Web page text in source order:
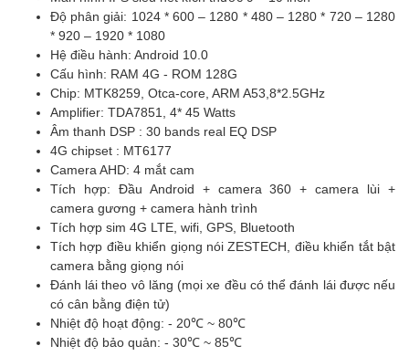
Độ phân giải: 1024 * 600 – 1280 * 480 – 1280 * 720 – 1280
* 920 – 1920 * 1080
Hệ điều hành: Android 10.0
Cấu hình: RAM 4G - ROM 128G
Chip: MTK8259, Otca-core, ARM A53,8*2.5GHz
Amplifier: TDA7851, 4* 45 Watts
Âm thanh DSP : 30 bands real EQ DSP
4G chipset : MT6177
Camera AHD: 4 mắt cam
Tích hợp: Đầu Android + camera 360 + camera lùi +
camera gương + camera hành trình
Tích hợp sim 4G LTE, wifi, GPS, Bluetooth
Tích hợp điều khiển giọng nói ZESTECH, điều khiển tắt bật
camera bằng giọng nói
Đánh lái theo vô lăng (mọi xe đều có thể đánh lái được nếu
có cân bằng điện tử)
Nhiệt độ hoạt động: - 20℃ ~ 80℃
Nhiệt độ bảo quản: - 30℃ ~ 85℃